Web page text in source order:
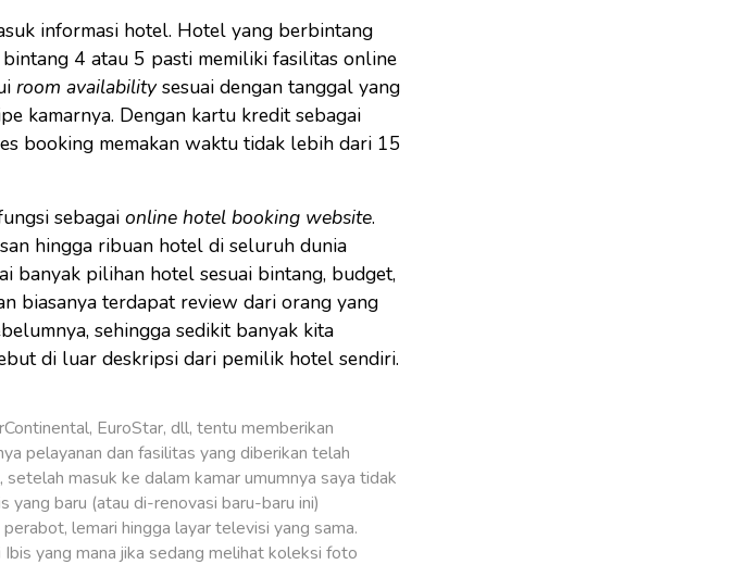
informasi hotel. Hotel yang berbintang
4 atau 5 pasti memiliki fasilitas online
room availabilitysesuai dengan tanggal yang
kamarnya. Dengan kartu kredit sebagai
booking memakan waktu tidak lebih dari 15
sebagai online hotel booking website.
hingga ribuan hotel di seluruh dunia
banyak pilihan hotel sesuai bintang, budget,
biasanya terdapat review dari orang yang
sehingga sedikit banyak kita
di luar deskripsi dari pemilik hotel sendiri.
EuroStar, dll, tentu memberikan
pelayanan dan fasilitas yang diberikan telah
masuk ke dalam kamar umumnya saya tidak
baru (atau di-renovasi baru-baru ini)
lemari hingga layar televisi yang sama.
yang mana jika sedang melihat koleksi foto